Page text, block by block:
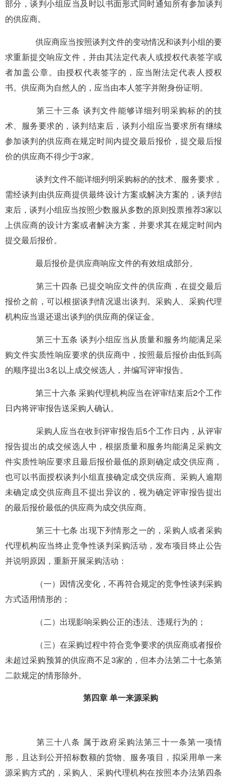
部分，谈判小组应当及时以书面形式同时通知所有参加谈判
的供应商。
供应商应当按照谈判文件的变动情况和谈判小组的要
求重新提交响应文件，并由其法定代表人或授权代表签字或
者加盖公章。由授权代表签字的，应当附法定代表人授权
书。供应商为自然人的，应当由本人签字并附身份证明。
第三十三条 谈判文件能够详细列明采购标的的技
术、服务要求的，谈判结束后，谈判小组应当要求所有继续
参加谈判的供应商在规定时间内提交最后报价，提交最后报
价的供应商不得少于3家。
谈判文件不能详细列明采购标的的技术、服务要求，
需经谈判由供应商提供最终设计方案或解决方案的，谈判结
束后，谈判小组应当按照少数服从多数的原则投票推荐3家以
上供应商的设计方案或者解决方案，并要求其在规定时间内
提交最后报价。
最后报价是供应商响应文件的有效组成部分。
第三十四条 已提交响应文件的供应商，在提交最后
报价之前，可以根据谈判情况退出谈判。采购人、采购代理
机构应当退还退出谈判的供应商的保证金。
第三十五条 谈判小组应当从质量和服务均能满足采
购文件实质性响应要求的供应商中，按照最后报价由低到高
的顺序提出3名以上成交候选人，并编写评审报告。
第三十六条 采购代理机构应当在评审结束后2个工作
日内将评审报告送采购人确认。
采购人应当在收到评审报告后5个工作日内，从评审
报告提出的成交候选人中，根据质量和服务均能满足采购文
件实质性响应要求且最后报价最低的原则确定成交供应商，
也可以书面授权谈判小组直接确定成交供应商。采购人逾期
未确定成交供应商且不提出异议的，视为确定评审报告提出
的最后报价最低的供应商为成交供应商。
第三十七条 出现下列情形之一的，采购人或者采购
代理机构应当终止竞争性谈判采购活动，发布项目终止公告
并说明原因，重新开展采购活动：
（一）因情况变化，不再符合规定的竞争性谈判采购
方式适用情形的；
（二）出现影响采购公正的违法、违规行为的；
（三）在采购过程中符合竞争要求的供应商或者报价
未超过采购预算的供应商不足3家的，但本办法第二十七条第
二款规定的情形除外。
第四章 单一来源采购
第三十八条 属于政府采购法第三十一条第一项情
形，且达到公开招标数额的货物、服务项目，拟采用单一来
源采购方式的，采购人、采购代理机构在按照本办法第四条